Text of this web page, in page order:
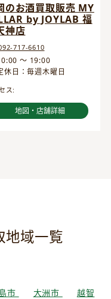
のお酒買取販売 MY
by JOYLAB 福
神店
717-6610
～ 19:00
休日：毎週木曜日
ス:
地図・店舗詳細
地域一覧
市 大洲市
越智